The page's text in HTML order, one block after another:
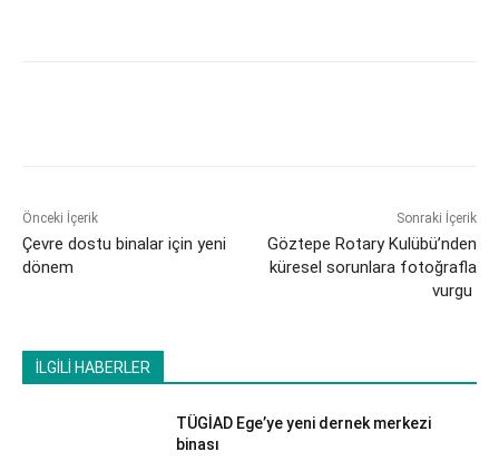
Önceki İçerik
Çevre dostu binalar için yeni
dönem
Sonraki İçerik
Göztepe Rotary Kulübü’nden
küresel sorunlara fotoğrafla
vurgu
İLGİLİ HABERLER
TÜGİAD Ege’ye yeni dernek merkezi
binası